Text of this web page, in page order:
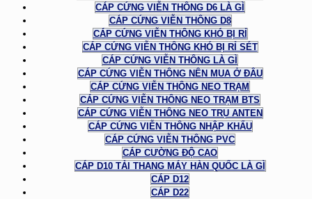
CÁP CỨNG VIỄN THÔNG D6 LÀ GÌ
CÁP CỨNG VIỄN THÔNG D8
CÁP CỨNG VIỄN THÔNG KHÓ BỊ RỈ
CÁP CỨNG VIỄN THÔNG KHÓ BỊ RỈ SÉT
CÁP CỨNG VIỄN THÔNG LÀ GÌ
CÁP CỨNG VIỄN THÔNG NÊN MUA Ở ĐÂU
CÁP CỨNG VIỄN THÔNG NEO TRẠM
CÁP CỨNG VIỄN THÔNG NEO TRẠM BTS
CÁP CỨNG VIỄN THÔNG NEO TRỤ ANTEN
CÁP CỨNG VIỄN THÔNG NHẬP KHẨU
CÁP CỨNG VIỄN THÔNG PVC
CÁP CƯỜNG ĐỘ CAO
CÁP D10 TẢI THANG MÁY HÀN QUỐC LÀ GÌ
CÁP D12
CÁP D22